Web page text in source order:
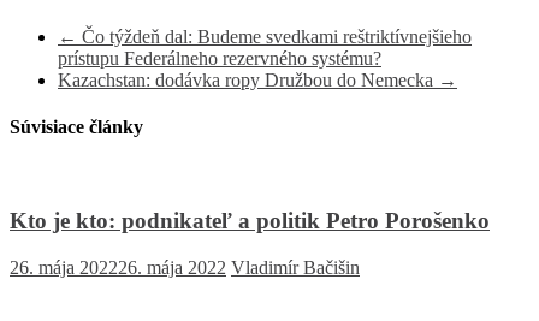
← Čo týždeň dal: Budeme svedkami reštriktívnejšieho
prístupu Federálneho rezervného systému?
Kazachstan: dodávka ropy Družbou do Nemecka →
Súvisiace články
Kto je kto: podnikateľ a politik Petro Porošenko
26. mája 202226. mája 2022 Vladimír Bačišin